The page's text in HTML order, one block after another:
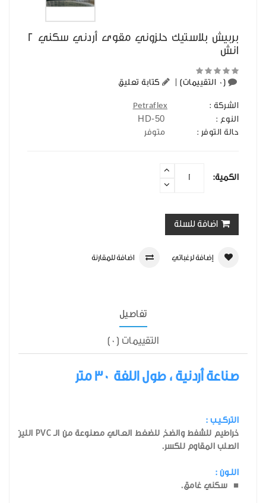
بربيش بلاستيك حلزوني مقوى أردني سكني 2
انش
(0 التقييمات) كتابة تعليق
الشركة :
Petraflex
النوع :
حالة التوفر : متوفر
الكمية:
اضافة للسلة
إضافة لرغباتي اضافة للمقارنة
تفاصيل
التقييمات (0)
صناعة أردنية ، طول اللفة 30 متر
التركـيـب :
الصلب المقاوم للكسر.
اللـون :
■ سكني غامق.